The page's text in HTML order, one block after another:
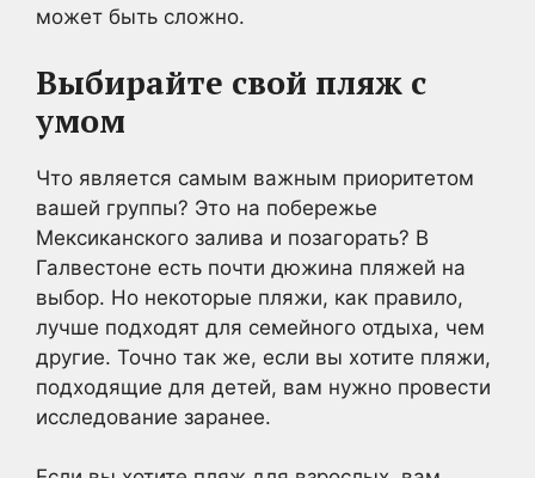
может быть сложно.
Выбирайте свой пляж с
умом
Что является самым важным приоритетом
вашей группы? Это на побережье
Мексиканского залива и позагорать? В
Галвестоне есть почти дюжина пляжей на
выбор. Но некоторые пляжи, как правило,
лучше подходят для семейного отдыха, чем
другие. Точно так же, если вы хотите пляжи,
подходящие для детей, вам нужно провести
исследование заранее.